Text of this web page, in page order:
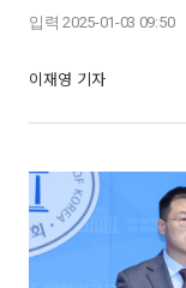
입력 2025-01-03 09:50
이재영 기자